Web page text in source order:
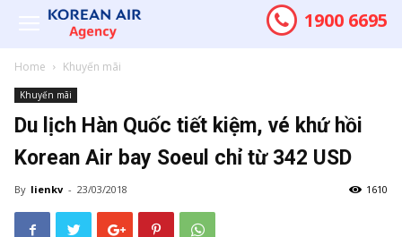
1900 6695
Home Khuyến mãi
Khuyến mãi
Du lịch Hàn Quốc tiết kiệm, vé khứ hồi
Korean Air bay Soeul chỉ từ 342 USD
By lienkv - 23/03/2018 1610